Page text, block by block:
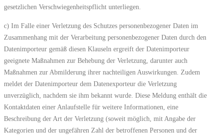
gesetzlichen Verschwiegenheitspflicht unterliegen.
c) Im Falle einer Verletzung des Schutzes personenbezogener Daten im
Zusammenhang mit der Verarbeitung personenbezogener Daten durch den
Datenimporteur gemäß diesen Klauseln ergreift der Datenimporteur
geeignete Maßnahmen zur Behebung der Verletzung, darunter auch
Maßnahmen zur Abmilderung ihrer nachteiligen Auswirkungen. Zudem
meldet der Datenimporteur dem Datenexporteur die Verletzung
unverzüglich, nachdem sie ihm bekannt wurde. Diese Meldung enthält die
Kontaktdaten einer Anlaufstelle für weitere Informationen, eine
Beschreibung der Art der Verletzung (soweit möglich, mit Angabe der
Kategorien und der ungefähren Zahl der betroffenen Personen und der